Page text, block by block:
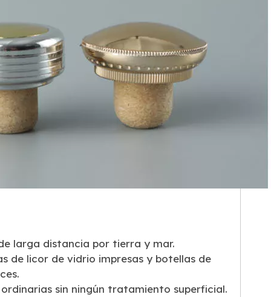
larga distancia por tierra y mar.
de licor de vidrio impresas y botellas de
sin ningún tratamiento superficial.